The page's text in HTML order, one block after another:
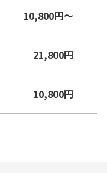
10,800円〜
21,800円
10,800円